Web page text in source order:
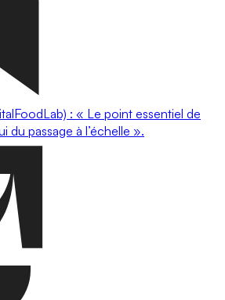
: « Le point essentiel de
du passage à l’échelle ».